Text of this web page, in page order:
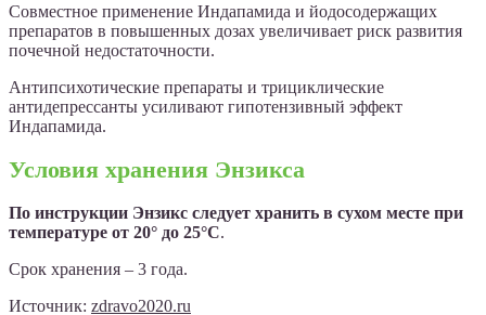
Совместное применение Индапамида и йодосодержащих
препаратов в повышенных дозах увеличивает риск развития
почечной недостаточности.
Антипсихотические препараты и трициклические
антидепрессанты усиливают гипотензивный эффект
Индапамида.
Условия хранения Энзикса
По инструкции Энзикс следует хранить в сухом месте при
температуре от 20° до 25°С.
Срок хранения – 3 года.
Источник: zdravo2020.ru